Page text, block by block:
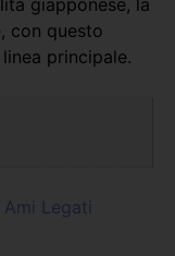
giapponese, la
con questo
principale.
Ami Legati